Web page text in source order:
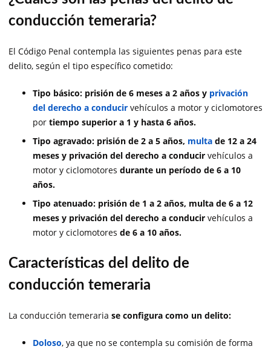
conducción temeraria?
El Código Penal contempla las siguientes penas para este
delito, según el tipo específico cometido:
Tipo básico: prisión de 6 meses a 2 años y privación
del derecho a conducir vehículos a motor y ciclomotores
por tiempo superior a 1 y hasta 6 años.
Tipo agravado: prisión de 2 a 5 años, multa de 12 a 24
meses y privación del derecho a conducir vehículos a
motor y ciclomotores durante un período de 6 a 10
años.
Tipo atenuado: prisión de 1 a 2 años, multa de 6 a 12
meses y privación del derecho a conducir vehículos a
motor y ciclomotores de 6 a 10 años.
Características del delito de
conducción temeraria
La conducción temeraria se configura como un delito:
Doloso, ya que no se contempla su comisión de forma